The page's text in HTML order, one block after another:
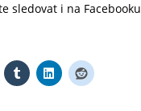
sledovat i na Facebooku